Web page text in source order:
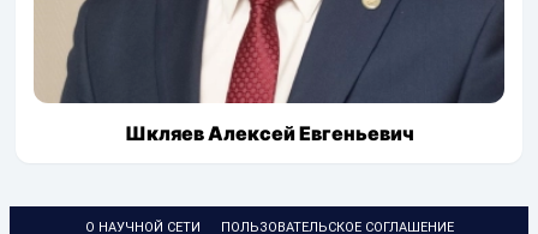
Шкляев Алексей Евгеньевич
О НАУЧНОЙ СЕТИ ПОЛЬЗОВАТЕЛЬСКОЕ СОГЛАШЕНИЕ